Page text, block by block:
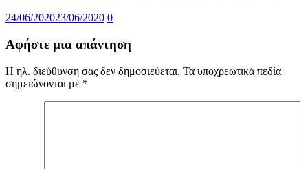
24/06/202023/06/2020 0
Αφήστε μια απάντηση
Η ηλ. διεύθυνση σας δεν δημοσιεύεται. Τα υποχρεωτικά πεδία
σημειώνονται με *